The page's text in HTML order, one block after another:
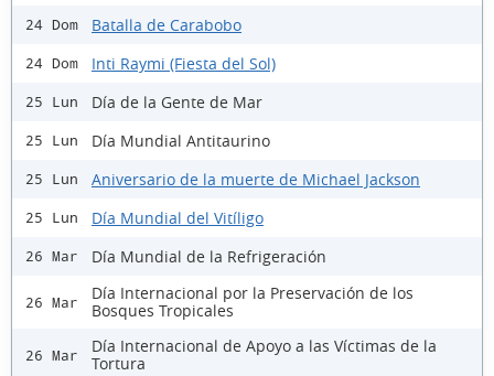
24 Dom Batalla de Carabobo
24 Dom Inti Raymi (Fiesta del Sol)
25 Lun Día de la Gente de Mar
25 Lun Día Mundial Antitaurino
25 Lun Aniversario de la muerte de Michael Jackson
25 Lun Día Mundial del Vitíligo
26 Mar Día Mundial de la Refrigeración
26 Mar
Día Internacional por la Preservación de los
Bosques Tropicales
26 Mar
Día Internacional de Apoyo a las Víctimas de la
Tortura